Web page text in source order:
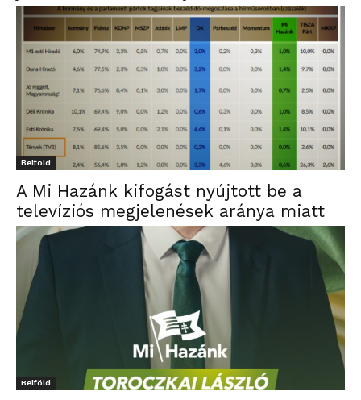
Belföld
A Mi Hazánk kifogást nyújtott be a
televíziós megjelenések aránya miatt
Belföld